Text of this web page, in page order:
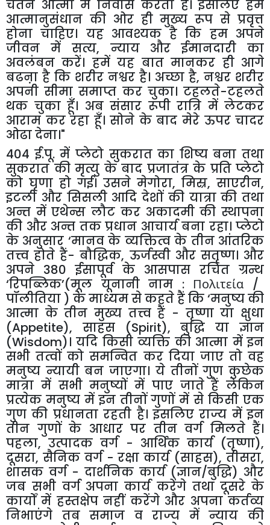
चेतन आत्मा में निवास करता है। इसलिए हमें
आत्मानुसंधान की ओर ही मुख्य रूप से प्रवृत्त
होना चाहिए। यह आवश्यक है कि हम अपने
जीवन
में सत्य, न्याय और ईमानदारी
का
अवलंबन करें। हमें यह बात मानकर ही आगे
बढऩा है कि शरीर नश्वर है। अच्छा है, नश्वर शरीर
अपनी सीमा समाप्त कर चुका। टहलते-टहलते
थक चुका हूँ। अब संसार रूपी रात्रि में लेटकर
आराम कर रहा हूँ। सोने के बाद मेरे ऊपर चादर
ओढादेना।"
404ई.पू.में प्लेटो सुकरात का शिष्य बना तथा
सुकरात की मृत्यु के बाद प्रजातंत्र के प्रति प्लेटो
को घृणा हो गई। उसने मेगोरा, मिस्र, साएरीन,
इटली और सिसली आदि देशों की यात्रा की तथा
अन्त में एथेन्स लौट कर अकादमी की स्थापना
की और अन्त तक प्रधान आचार्य बना रहा। प्लेटो
के अनुसार ‘मानव के व्यक्तित्व के तीन आंतरिक
तत्त्व होते हैं-बौद्धिक, ऊर्जस्वी और सतृष्ण। और
अपने 380ईसापूर्व के आसपास रचित ग्रन्थ
‘रिपब्लिक’(मूल यूनानी नाम : Πολιτεία /
पॉलीतिया ) केमाध्यमसेकहतेहैंकि‘मनुष्यकी
आत्मा के तीन मुख्य तत्त्व हैं - तृष्णा या क्षुधा
(Appetite), साहस (Spirit),बुद्धि या
ज्ञान
(Wisdom)। यदि किसी व्यक्ति की आत्मा में इन
सभी तत्वों को समन्वित कर दिया जाए तो वह
मनुष्य न्यायी बन जाएगा। ये तीनों गुण कुछेक
मात्रा में सभी मनुष्यों में पाए जाते हैं लेकिन
प्रत्येक मनुष्य में इन तीनों गुणों में से किसी एक
गुण की प्रधानता रहती है। इसलिए राज्य में इन
तीन गुणों के आधार पर तीन वर्ग मिलते हैं।
पहला,उत्पादक वर्ग- आर्थिक कार्य(तृष्णा),
दूसरा, सैनिक वर्ग-रक्षा कार्य(साहस),तीसरा,
शासक वर्ग-दार्शनिक कार्य(ज्ञान/बुद्धि) और
जब सभी वर्ग अपना कार्य करेंगे तथा दूसरे के
कार्यों में हस्तक्षेप नहीं करेंगे और अपना कर्तव्य
निभाएंगे तब समाज व राज्य में न्याय की